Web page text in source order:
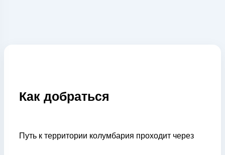
Как добраться
Путь к территории колумбария проходит через